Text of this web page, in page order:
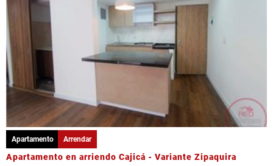
Apartamento Arrendar
Apartamento en arriendo Cajicá - Variante Zipaquira